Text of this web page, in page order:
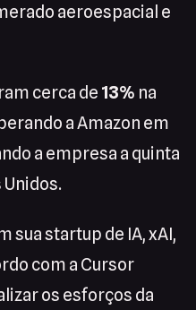
aeroespacial e
cerca de 13% na
a Amazon em
a empresa a quinta
Unidos.
sua startup de IA, xAI,
com a Cursor
os esforços da